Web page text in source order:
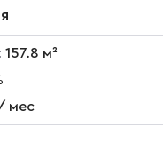
157.8 м²
мес